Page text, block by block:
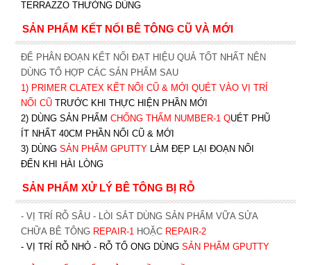
TERRAZZO THƯỜNG DÙNG
SẢN PHẨM KẾT NỐI BÊ TÔNG CŨ VÀ MỚI
ĐỂ PHÂN ĐOẠN KẾT NỐI ĐẠT HIỆU QUẢ TỐT NHẤT NÊN
DÙNG TỔ HỢP CÁC SẢN PHẨM SAU
1) PRIMER CLATEX KẾT NỐI CŨ & MỚI QUÉT VÀO VỊ TRÍ
NỐI CŨ TRƯỚC KHI THỰC HIỆN PHẦN MỚI
2) DÙNG SẢN PHẨM CHỐNG THẤM NUMBER-1 QUÉT PHŨ
ÍT NHẤT 40CM PHẦN NỐI CŨ & MỚI
3) DÙNG SẢN PHẨM GPUTTY LÀM ĐẸP LẠI ĐOẠN NỐI
ĐẾN KHI HÀI LÒNG
SẢN PHẨM XỬ LÝ BÊ TÔNG BỊ RỖ
- VỊ TRÍ RỖ SÂU - LÒI SẮT DÙNG SẢN PHẨM VỮA SỬA
CHỮA BÊ TÔNG REPAIR-1 HOẶC REPAIR-2
- VỊ TRÍ RỖ NHỎ - RỖ TỔ ONG DÙNG SẢN PHẨM GPUTTY